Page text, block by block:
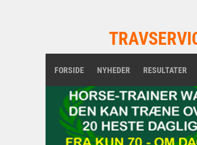
FORSIDE NYHEDER RESULTATER